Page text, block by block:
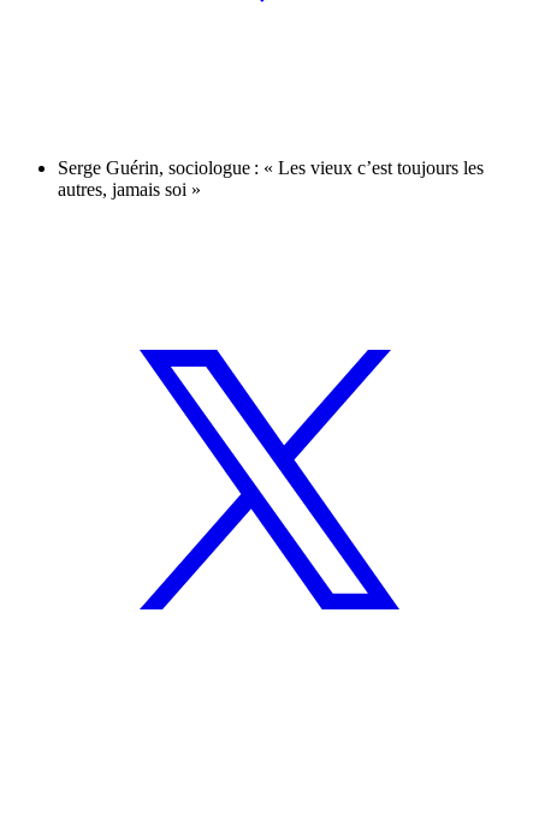
Serge Guérin, sociologue : « Les vieux c’est toujours les
autres, jamais soi »